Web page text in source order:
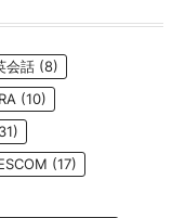
会話 (8)
(10)
(17)